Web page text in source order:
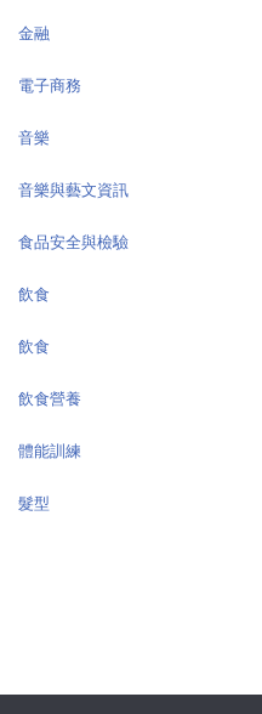
金融
電子商務
音樂
音樂與藝文資訊
食品安全與檢驗
飲食
飲食
飲食營養
體能訓練
髮型